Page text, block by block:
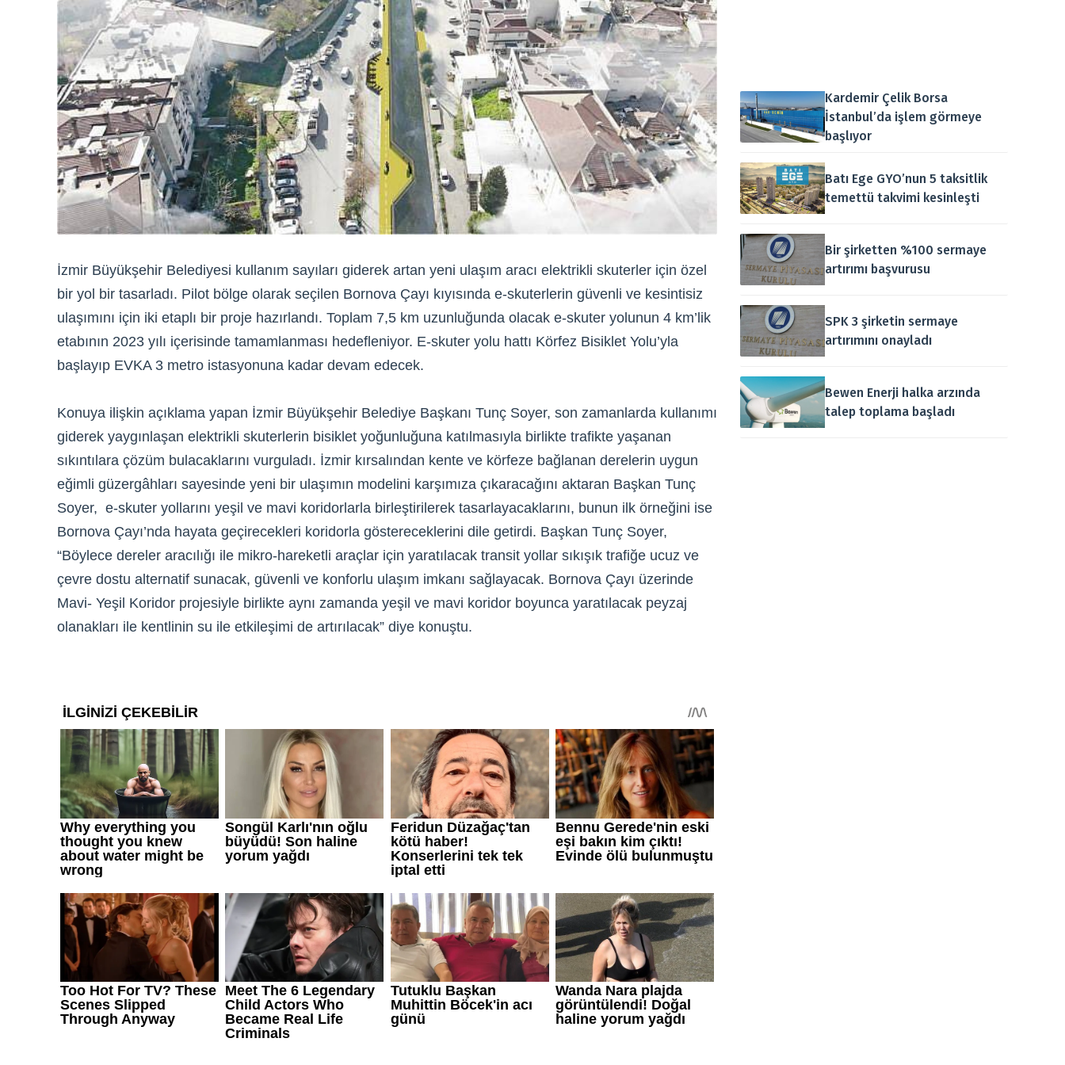
İzmir Büyükşehir Belediyesi kullanım sayıları giderek artan yeni ulaşım aracı elektrikli skuterler için özel
bir yol bir tasarladı. Pilot bölge olarak seçilen Bornova Çayı kıyısında e-skuterlerin güvenli ve kesintisiz
ulaşımını için iki etaplı bir proje hazırlandı. Toplam 7,5 km uzunluğunda olacak e-skuter yolunun 4 km’lik
etabının 2023 yılı içerisinde tamamlanması hedefleniyor. E-skuter yolu hattı Körfez Bisiklet Yolu’yla
başlayıp EVKA 3 metro istasyonuna kadar devam edecek.
Konuya ilişkin açıklama yapan İzmir Büyükşehir Belediye Başkanı Tunç Soyer, son zamanlarda kullanımı
giderek yaygınlaşan elektrikli skuterlerin bisiklet yoğunluğuna katılmasıyla birlikte trafikte yaşanan
sıkıntılara çözüm bulacaklarını vurguladı. İzmir kırsalından kente ve körfeze bağlanan derelerin uygun
eğimli güzergâhları sayesinde yeni bir ulaşımın modelini karşımıza çıkaracağını aktaran Başkan Tunç
Soyer, e-skuter yollarını yeşil ve mavi koridorlarla birleştirilerek tasarlayacaklarını, bunun ilk örneğini ise
Bornova Çayı’nda hayata geçirecekleri koridorla göstereceklerini dile getirdi. Başkan Tunç Soyer,
“Böylece dereler aracılığı ile mikro-hareketli araçlar için yaratılacak transit yollar sıkışık trafiğe ucuz ve
çevre dostu alternatif sunacak, güvenli ve konforlu ulaşım imkanı sağlayacak. Bornova Çayı üzerinde
Mavi- Yeşil Koridor projesiyle birlikte aynı zamanda yeşil ve mavi koridor boyunca yaratılacak peyzaj
olanakları ile kentlinin su ile etkileşimi de artırılacak” diye konuştu.
Kardemir Çelik Borsa
İstanbul’da işlem görmeye
başlıyor
Batı Ege GYO’nun 5 taksitlik
temettü takvimi kesinleşti
Bir şirketten %100 sermaye
artırımı başvurusu
SPK 3 şirketin sermaye
artırımını onayladı
Bewen Enerji halka arzında
talep toplama başladı